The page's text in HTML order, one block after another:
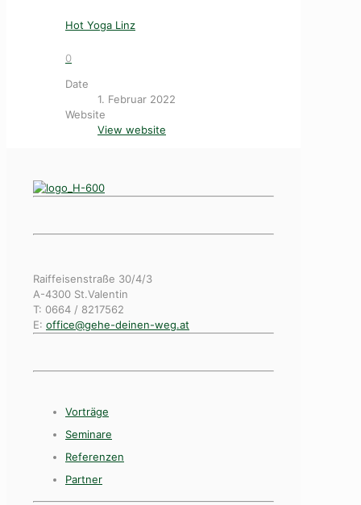
Hot Yoga Linz
0
Date
1. Februar 2022
Website
View website
Raiffeisenstraße 30/4/3
A-4300 St.Valentin
T: 0664 / 8217562
E: office@gehe-deinen-weg.at
Vorträge
Seminare
Referenzen
Partner